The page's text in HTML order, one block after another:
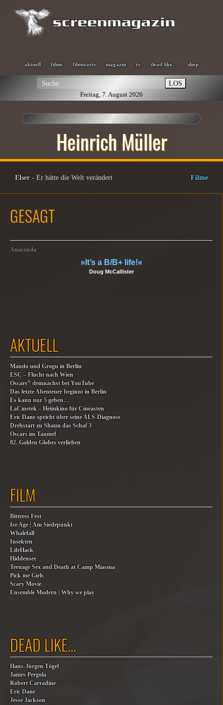
aktuell filme filmstarts magazin tv dead like… shop
LOS
Freitag, 7. August 2026
Heinrich Müller
Elser- Er hätte die Welt verändert Filme
GESAGT
Anaconda
»It’s a B/B+ life!«
Doug McCallister
AKTUELL
Mando und Grogu in Berlin
ESC – Flucht nach Wien
Oscars® demnächst bei YouTube
Das letzte Abenteuer beginnt in Berlin
Es kann nur 5 geben…
LaCinetek – Heimkino für Cinéasten
Eric Dane spricht über seine ALS-Diagnose
Drehstart zu Shaun das Schaf 3
Oscars im Taumel
82. Golden Globes verliehen
FILM
Bitteres Fest
Ice Age | Am Siedepunkt
Whalefall
Insekten
LifeHack
Hiddensee
Teenage Sex and Death at Camp Miasma
Pick me Girls
Scary Movie
Ensemble Modern | Why we play
DEAD LIKE…
Hans-Jürgen Tögel
James Pergola
Robert Carradine
Eric Dane
Jesse Jackson